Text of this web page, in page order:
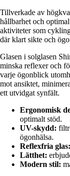
Tillverkade av
hållbarhet och
aktiviteter som
där klart sikte och
Glasen i solglasen
minska reflexer och
varje ögonblick
mot ansiktet,
ett utvidgat synfält.
Ergonomisk
optimalt stöd.
UV-skydd:
ögonhälsa.
Reflexfria glas:
Lätthet:
Modern stil: